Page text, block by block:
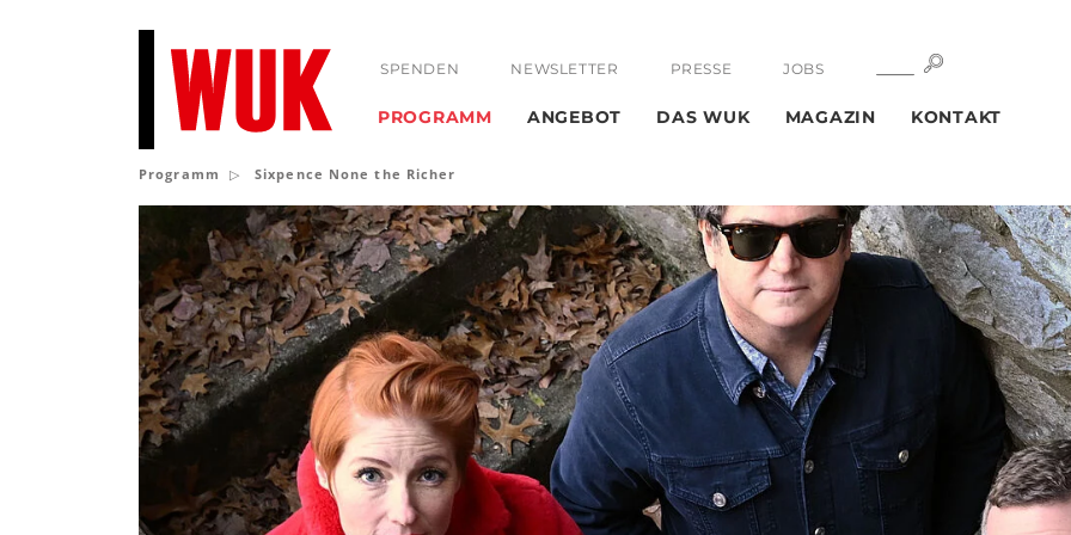
SPENDEN NEWSLETTER PRESSE JOBS SUCHE
PROGRAMM ANGEBOT DAS WUK MAGAZIN KONTAKT
Programm Sixpence None the Richer